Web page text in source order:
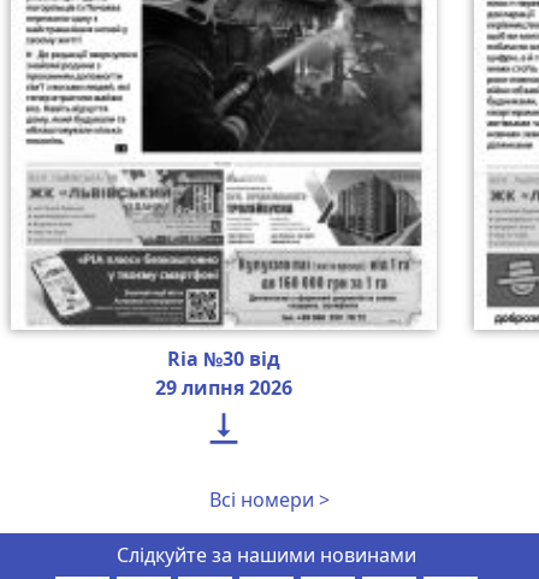
Ria №30 від
29 липня 2026

Всі номери >
Слідкуйте за нашими новинами